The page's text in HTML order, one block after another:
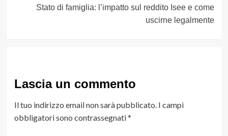
Stato di famiglia: l’impatto sul reddito Isee e come
uscirne legalmente
Lascia un commento
Il tuo indirizzo email non sarà pubblicato. I campi
obbligatori sono contrassegnati*